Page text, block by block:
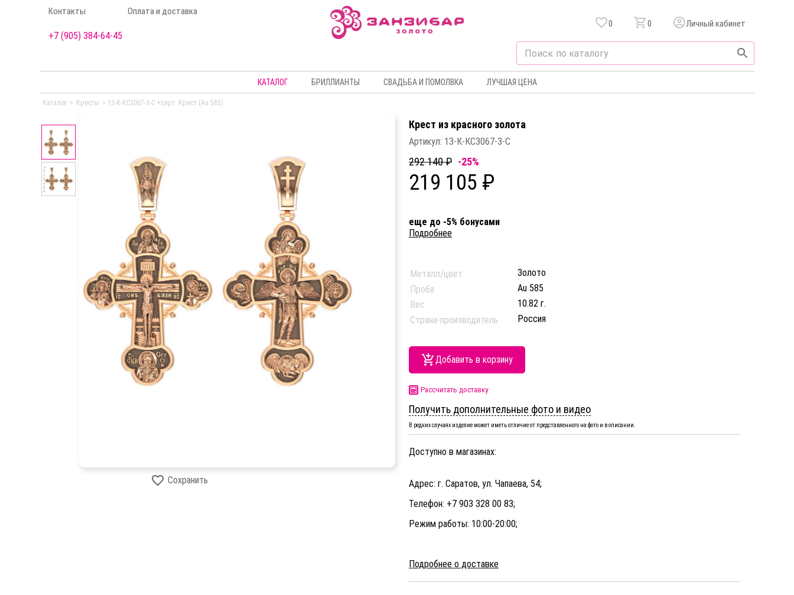
Контакты Оплата и доставка
+7 (905) 384-64-45
0 0 Личный кабинет
КАТАЛОГ БРИЛЛИАНТЫ СВАДЬБА И ПОМОЛВКА ЛУЧШАЯ ЦЕНА
Каталог > Кресты > 13-К-КС3067-3-С +серт. Крест (Au 585)
Сохранить
Крест из красного золота
Артикул: 13-К-КС3067-3-С
292 140 ₽ -25%
219 105 ₽
еще до -5% бонусами
Подробнее
Металл/цвет
Золото
Проба
Au 585
Вес
10.82 г.
Страна-производитель
Россия
Добавить в корзину
Рассчитать доставку
Получить дополнительные фото и видео
В редких случаях изделие может иметь отличие от представленного на фото и в описании.
Доступно в магазинах:
Адрес: г. Саратов, ул. Чапаева, 54;
Телефон: +7 903 328 00 83;
Режим работы: 10:00-20:00;
Подробнее о доставке